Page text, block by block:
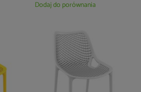
Dodaj do porównania